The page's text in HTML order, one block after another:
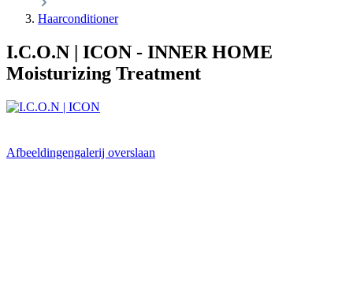
Haarconditioner
I.C.O.N | ICON - INNER HOME
Moisturizing Treatment
Afbeeldingengalerij overslaan